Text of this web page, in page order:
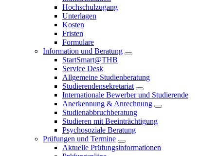
Hochschulzugang
Unterlagen
Kosten
Fristen
Formulare
Information und Beratung
StartSmart@THB
Service Desk
Allgemeine Studienberatung
Studierendensekretariat
Internationale Bewerber und Studierende
Anerkennung & Anrechnung
Studienabbruchberatung
Studieren mit Beeinträchtigung
Psychosoziale Beratung
Prüfungen und Termine
Aktuelle Prüfungsinformationen